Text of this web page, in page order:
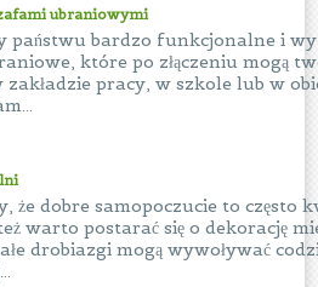
ubraniowymi
państwu bardzo funkcjonalne i
które po złączeniu mogą
zakładzie pracy, w szkole lub w
że dobre samopoczucie to często
warto postarać się o dekorację
drobiazgi mogą wywoływać